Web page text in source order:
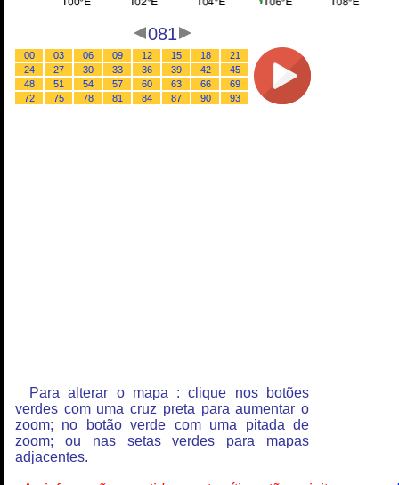
081
00 03 06 09 12 15 18
21
24
27 30 33 36 39 42
45
48
51 54 57 60 63 66
69
72
75 78 81 84 87 90 93
Para alterar o mapa : clique nos botões
verdes com uma cruz preta para aumentar o
zoom; no botão verde com uma pitada de
zoom; ou nas setas verdes para mapas
adjacentes.